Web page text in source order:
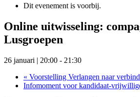
Dit evenement is voorbij.
Online uitwisseling:
Lusgroepen
26 januari | 20:00 - 21:30
« Voorstelling Verlangen naar
Infomoment voor kandidaat-